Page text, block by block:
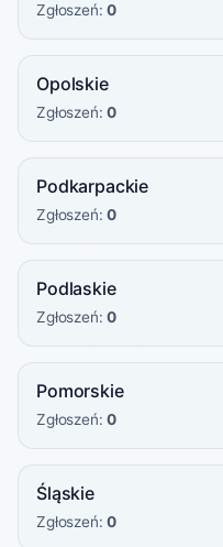
Zgłoszeń:0
Opolskie
Zgłoszeń:0
Podkarpackie
Zgłoszeń:0
Podlaskie
Zgłoszeń:0
Pomorskie
Zgłoszeń:0
Śląskie
Zgłoszeń:0